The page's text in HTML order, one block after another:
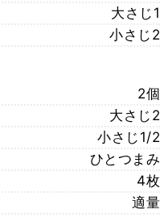
大さじ1
小さじ2
2個
大さじ2
小さじ1/2
ひとつまみ
4枚
適量